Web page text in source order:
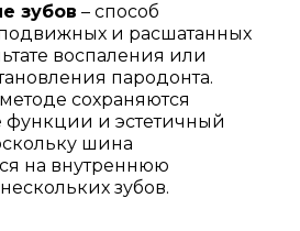
зубов – способ
и расшатанных
воспаления или
пародонта.
сохраняются
функции и эстетичный
шина
на внутреннюю
зубов.